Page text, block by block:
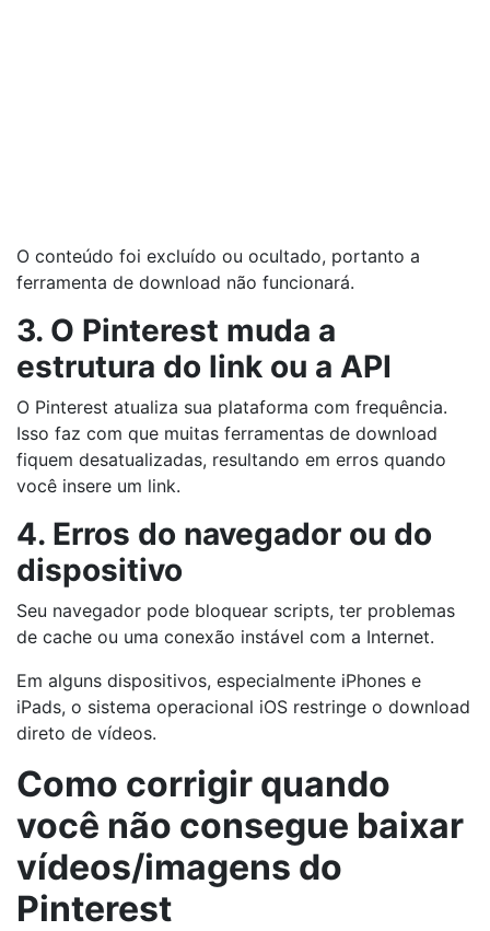
O conteúdo foi excluído ou ocultado, portanto a
ferramenta de download não funcionará.
3. O Pinterest muda a
estrutura do link ou a API
O Pinterest atualiza sua plataforma com frequência.
Isso faz com que muitas ferramentas de download
fiquem desatualizadas, resultando em erros quando
você insere um link.
4. Erros do navegador ou do
dispositivo
Seu navegador pode bloquear scripts, ter problemas
de cache ou uma conexão instável com a Internet.
Em alguns dispositivos, especialmente iPhones e
iPads, o sistema operacional iOS restringe o download
direto de vídeos.
Como corrigir quando
você não consegue baixar
vídeos/imagens do
Pinterest